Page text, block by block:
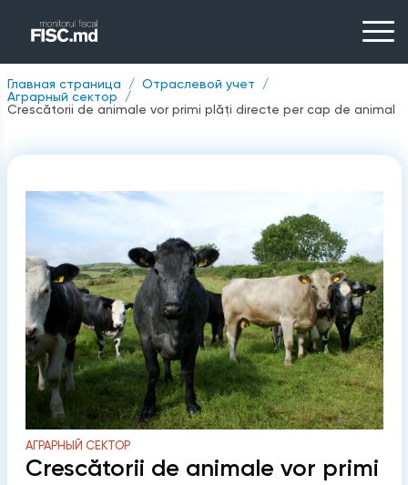
Главная страница
Отраслевой учет
Аграрный сектор
Crescătorii de animale vor primi plăți directe per cap de animal
АГРАРНЫЙ СЕКТОР
Crescătorii de animale vor primi